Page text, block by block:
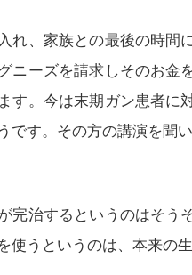
れ、家族との最後の時間
ニーズを請求しそのお金
す。今は末期ガン患者に
です。その方の講演を聞
完治するというのはそう
使うというのは、本来の